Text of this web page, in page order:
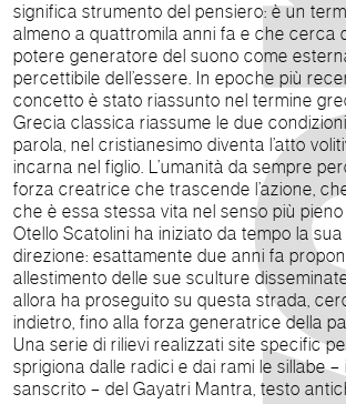
significa strumento del pensiero: è un
almeno a quattromila anni fa e che cerca
potere generatore del suono come
percettibile dell’essere. In epoche più
concetto è stato riassunto nel termine
Grecia classica riassume le due
parola, nel cristianesimo diventa l’atto
incarna nel figlio. L’umanità da sempre
forza creatrice che trascende l’azione,
che è essa stessa vita nel senso più
Otello Scatolini ha iniziato da tempo la
direzione: esattamente due anni fa
allestimento delle sue sculture
allora ha proseguito su questa strada,
indietro, fino alla forza generatrice della
Una serie di rilievi realizzati site specific
sprigiona dalle radici e dai rami le sillabe –
sanscrito – del Gayatri Mantra, testo